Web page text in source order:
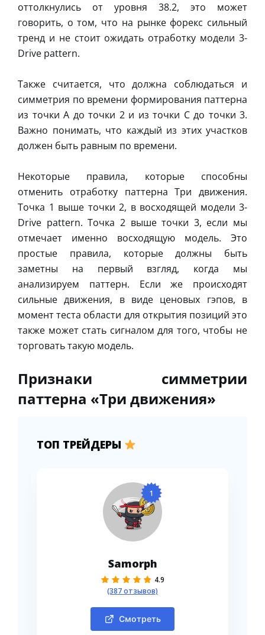
оттолкнулись от уровня 38.2, это может
говорить, о том, что на рынке форекс сильный
тренд и не стоит ожидать отработку модели 3-
Drive pattern.
Также считается, что должна соблюдаться и
симметрия по времени формирования паттерна
из точки А до точки 2 и из точки С до точки 3.
Важно понимать, что каждый из этих участков
должен быть равным по времени.
Некоторые правила, которые способны
отменить отработку паттерна Три движения.
Точка 1 выше точки 2, в восходящей модели 3-
Drive pattern. Точка 2 выше точки 3, если мы
отмечает именно восходящую модель. Это
простые правила, которые должны быть
заметны на первый взгляд, когда мы
анализируем паттерн. Если же происходят
сильные движения, в виде ценовых гэпов, в
момент теста области для открытия позиций это
также может стать сигналом для того, чтобы не
торговать такую модель.
Признаки симметрии
паттерна «Три движения»
ТОП ТРЕЙДЕРЫ
1
Samorph
4.9
(387 отзывов)
Смотреть